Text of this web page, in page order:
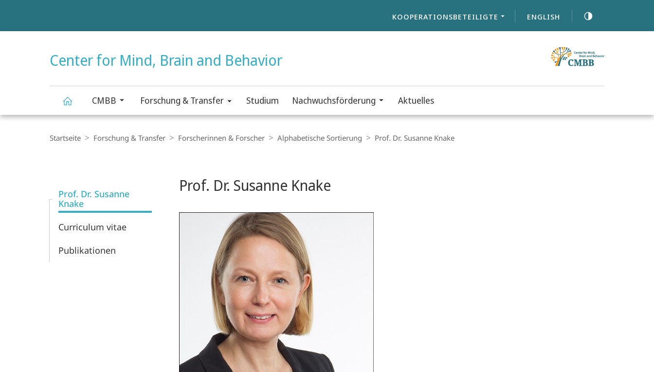
KOOPERATIONSBETEILIGTE ENGLISH
Center for Mind, Brain and Behavior
Brain
and
Behavior
CMBB Forschung & Transfer Studium Nachwuchsförderung Aktuelles
Navigation
Startseite Forschung & Transfer Forscherinnen & Forscher Alphabetische Sortierung Prof. Dr. Susanne Knake
Prof. Dr. Susanne
Knake
Curriculum vitae
Publikationen
Prof. Dr. Susanne Knake